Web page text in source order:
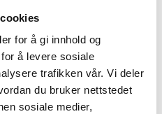
for å gi innhold og
å levere sosiale
trafikken vår. Vi deler
du bruker nettstedet
sosiale medier,
69
Glitterpenn, 10-
pakning
28-785
Finnes på lager i 62